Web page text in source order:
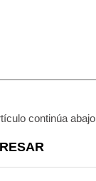
continúa abajo